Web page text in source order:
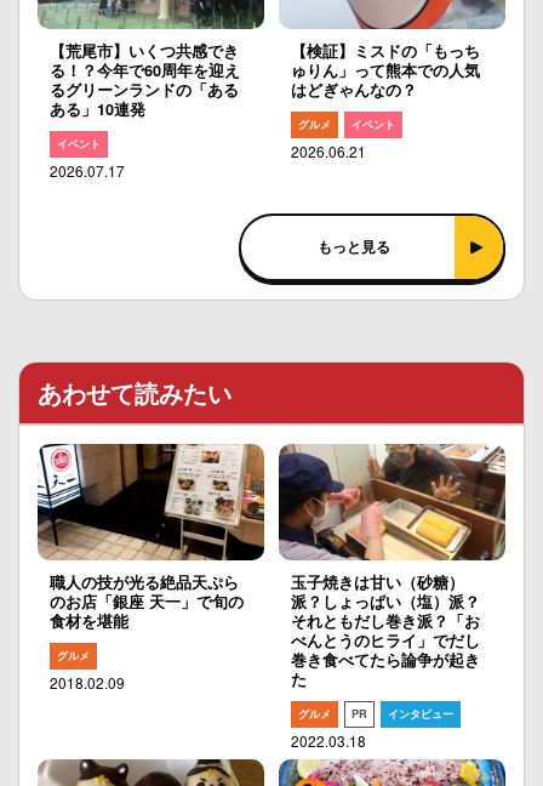
【荒尾市】いくつ共感でき
る！？今年で60周年を迎え
るグリーンランドの「ある
ある」10連発
イベント
2026.07.17
【検証】ミスドの「もっち
ゅりん」って熊本での人気
はどぎゃんなの？
グルメ イベント
2026.06.21
もっと見る
あわせて読みたい
職人の技が光る絶品天ぷら
のお店「銀座 天一」で旬の
食材を堪能
グルメ
2018.02.09
玉子焼きは甘い（砂糖）
派？しょっぱい（塩）派？
それともだし巻き派？「お
べんとうのヒライ」でだし
巻き食べてたら論争が起き
た
グルメ PR インタビュー
2022.03.18